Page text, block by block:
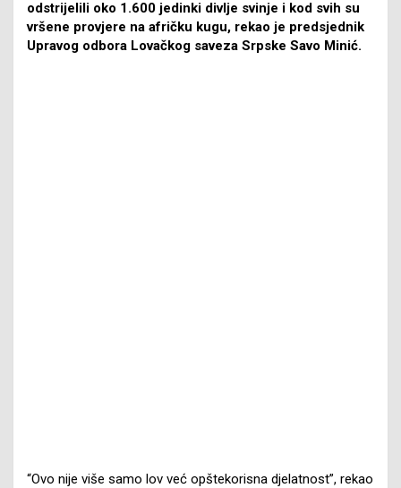
odstrijelili oko 1.600 jedinki divlje svinje i kod svih su
vršene provjere na afričku kugu, rekao je predsjednik
Upravog odbora Lovačkog saveza Srpske Savo Minić.
“Ovo nije više samo lov već opštekorisna djelatnost”, rekao